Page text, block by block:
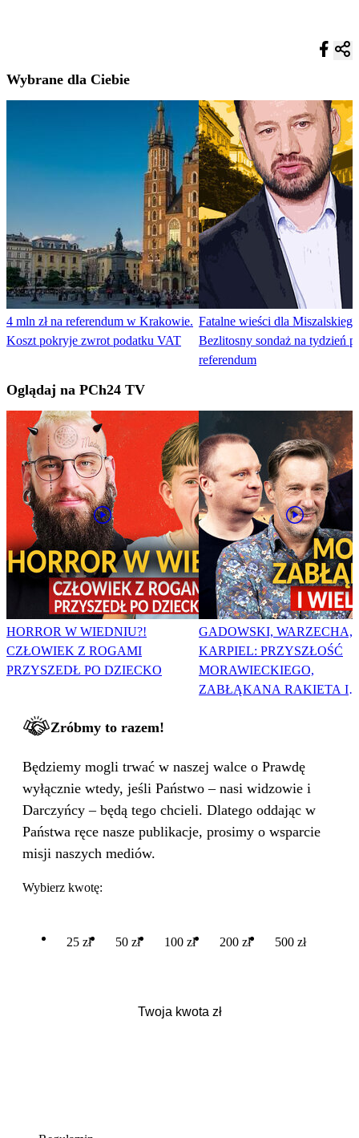
Wybrane dla Ciebie
4 mln zł na referendum w Krakowie.
Koszt pokryje zwrot podatku VAT
Fatalne wieści dla
Bezlitosny sondaż na tydzień
referendum
Oglądaj na PCh24 TV
HORROR W WIEDNIU?!
CZŁOWIEK Z ROGAMI
PRZYSZEDŁ PO DZIECKO
GADOWSKI, WARZECHA,
KARPIEL: PRZYSZŁOŚĆ
MORAWIECKIEGO,
ZABŁĄKANA RAKIETA I
Zróbmy to razem!
Będziemy mogli trwać w naszej walce o Prawdę
wyłącznie wtedy, jeśli Państwo – nasi widzowie i
Darczyńcy – będą tego chcieli. Dlatego oddając w
Państwa ręce nasze publikacje, prosimy o wsparcie
misji naszych mediów.
Wybierz kwotę:
25 zł 50 zł 100 zł 200 zł 500 zł